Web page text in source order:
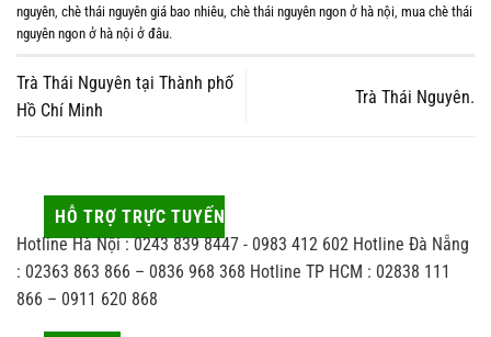
nguyên, chè thái nguyên giá bao nhiêu, chè thái nguyên ngon ở hà nội, mua chè thái
nguyên ngon ở hà nội ở đâu.
Trà Thái Nguyên tại Thành phố
Hồ Chí Minh
Trà Thái Nguyên.
HỖ TRỢ TRỰC TUYẾN
Hotline Hà Nội : 0243 839 8447 - 0983 412 602 Hotline Đà Nẵng
: 02363 863 866 – 0836 968 368 Hotline TP HCM : 02838 111
866 – 0911 620 868